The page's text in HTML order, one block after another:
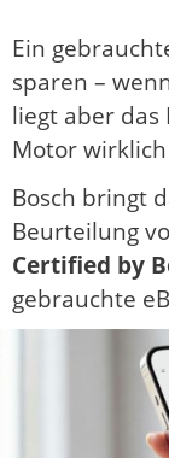
Ein
sparen –
liegt aber das
Motor
Bosch bringt
Beurteilung
Certified by
gebrauchte